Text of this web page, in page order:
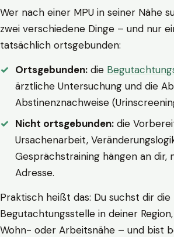
Wer nach einer MPU in seiner Nähe
zwei verschiedene Dinge – und nur
tatsächlich ortsgebunden:
Ortsgebunden: die
ärztliche Untersuchung und die
Abstinenznachweise
Nicht ortsgebunden: die
Ursachenarbeit,
Gesprächstraining hängen an dir,
Adresse.
Praktisch heißt das: Du suchst dir die
Begutachtungsstelle in deiner
Wohn- oder Arbeitsnähe – und bist